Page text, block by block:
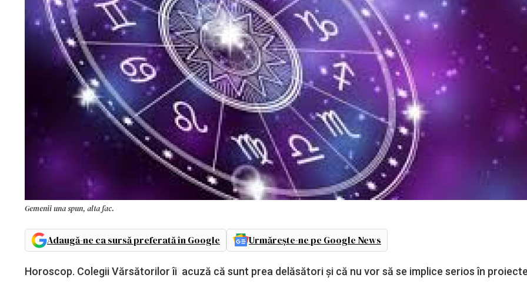
Gemenii una spun, alta fac.
Adaugă-ne ca sursă preferată în Google Urmărește-ne pe Google News
Horoscop. Colegii Vărsătorilor îi acuză că sunt prea delăsători și că nu vor să se implice serios în